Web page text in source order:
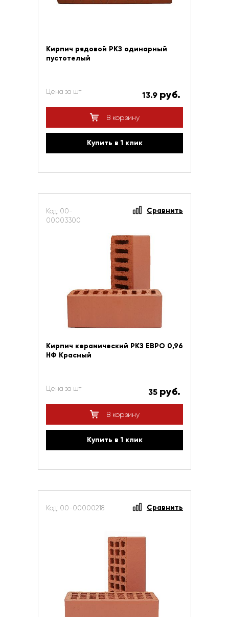
Кирпич рядовой РКЗ одинарный
пустотелый
Цена за шт 13.9 руб.
В корзину
Купить в 1 клик
Код: 00-
00003300
Сравнить
Кирпич керамический РКЗ ЕВРО 0,96
НФ Красный
Цена за шт 35 руб.
В корзину
Купить в 1 клик
Код: 00-00000218 Сравнить